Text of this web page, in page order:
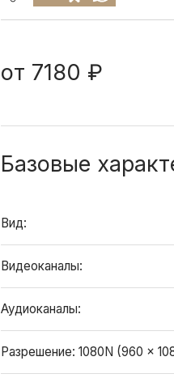
от 7180 ₽
Базовые
Вид:
Видеоканалы:
Аудиоканалы:
Разрешение: 1080N (960 ×